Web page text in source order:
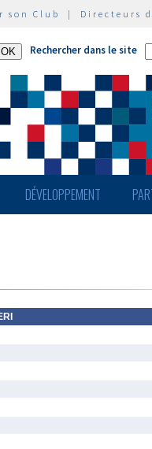
son Club | Directeurs
Rechercher dans le site
DÉVELOPPEMENT